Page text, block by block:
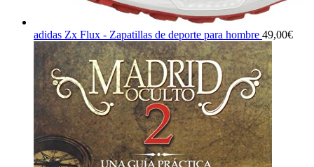
adidas Zx Flux - Zapatillas de deporte para hombre 49,00€